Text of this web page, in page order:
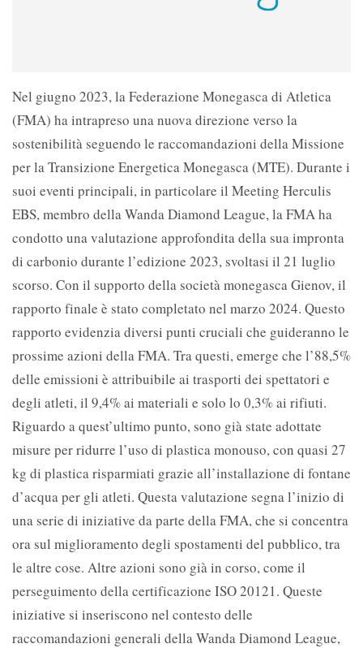
Nel giugno 2023, la Federazione Monegasca di Atletica
(FMA) ha intrapreso una nuova direzione verso la
sostenibilità seguendo le raccomandazioni della Missione
per la Transizione Energetica Monegasca (MTE). Durante i
suoi eventi principali, in particolare il Meeting Herculis
EBS, membro della Wanda Diamond League, la FMA ha
condotto una valutazione approfondita della sua impronta
di carbonio durante l’edizione 2023, svoltasi il 21 luglio
scorso. Con il supporto della società monegasca Gienov, il
rapporto finale è stato completato nel marzo 2024. Questo
rapporto evidenzia diversi punti cruciali che guideranno le
prossime azioni della FMA. Tra questi, emerge che l’88,5%
delle emissioni è attribuibile ai trasporti dei spettatori e
degli atleti, il 9,4% ai materiali e solo lo 0,3% ai rifiuti.
Riguardo a quest’ultimo punto, sono già state adottate
misure per ridurre l’uso di plastica monouso, con quasi 27
kg di plastica risparmiati grazie all’installazione di fontane
d’acqua per gli atleti. Questa valutazione segna l’inizio di
una serie di iniziative da parte della FMA, che si concentra
ora sul miglioramento degli spostamenti del pubblico, tra
le altre cose. Altre azioni sono già in corso, come il
perseguimento della certificazione ISO 20121. Queste
iniziative si inseriscono nel contesto delle
raccomandazioni generali della Wanda Diamond League,